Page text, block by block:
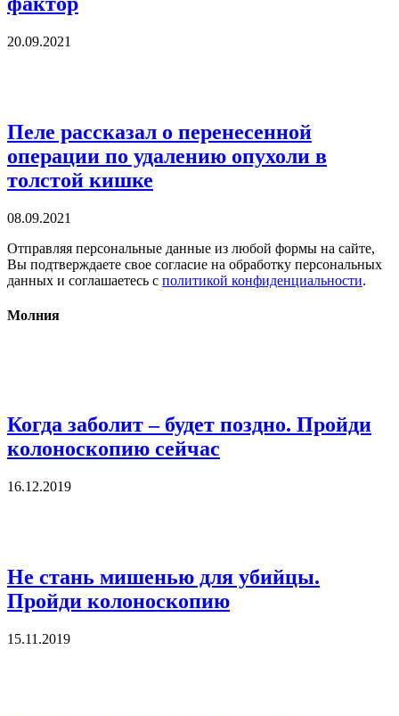
20.09.2021
Пеле рассказал о перенесенной
операции по удалению опухоли в
толстой кишке
08.09.2021
Отправляя персональные данные из любой формы на сайте,
Вы подтверждаете свое согласие на обработку персональных
данных и соглашаетесь с политикой конфиденциальности.
Молния
Когда заболит – будет поздно. Пройди
колоноскопию сейчас
16.12.2019
Не стань мишенью для убийцы.
Пройди колоноскопию
15.11.2019